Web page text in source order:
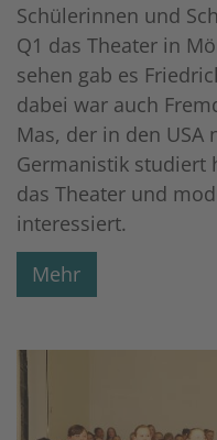
Schülerinnen und
Q1 das Theater in
sehen gab es
dabei war auch
Mas, der in den USA
Germanistik studiert
das Theater und
interessiert.
Mehr